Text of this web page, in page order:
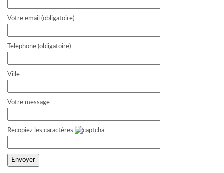
Votre email (obligatoire)
Telephone (obligatoire)
Ville
Votre message
Recopiez les caractères